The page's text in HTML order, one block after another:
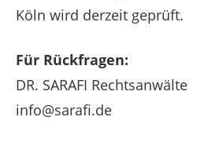
Köln wird derzeit geprüft.
Für Rückfragen:
DR. SARAFI Rechtsanwälte
info@sarafi.de